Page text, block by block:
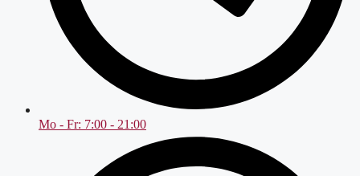
Mo - Fr: 7:00 - 21:00